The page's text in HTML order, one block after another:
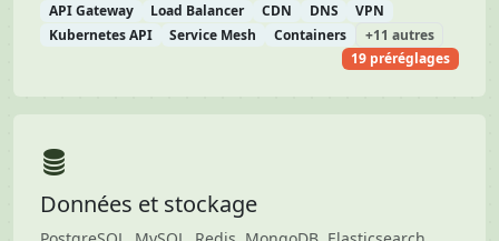
API Gateway Load Balancer CDN DNS
VPN
Kubernetes API
Service Mesh Containers
+11 autres
19 préréglages
Données et stockage